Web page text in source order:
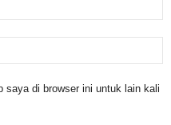
saya di browser ini untuk lain kali